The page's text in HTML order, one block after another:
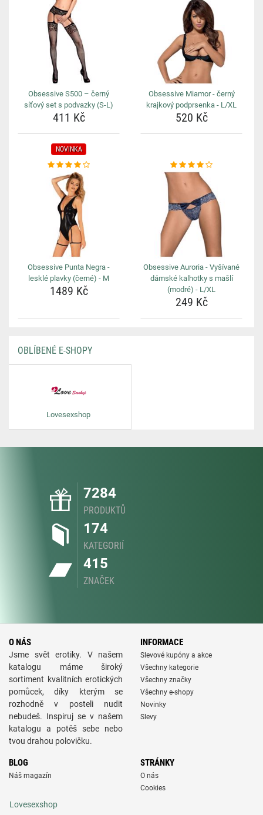
Obsessive S500 – černý
síťový set s podvazky (S-L)
411 Kč
Obsessive Miamor - černý
krajkový podprsenka - L/XL
520 Kč
NOVINKA
Obsessive Punta Negra -
lesklé plavky (černé) - M
1489 Kč
Obsessive Auroria - Vyšívané
dámské kalhotky s mašlí
(modré) - L/XL
249 Kč
OBLÍBENÉ E-SHOPY
Lovesexshop
7284
PRODUKTŮ
174
KATEGORIÍ
415
ZNAČEK
O NÁS
Jsme svět erotiky. V našem
katalogu máme široký
sortiment kvalitních erotických
pomůcek, díky kterým se
rozhodně v posteli nudit
nebudeš. Inspiruj se v našem
katalogu a potěš sebe nebo
tvou drahou polovičku.
INFORMACE
Slevové kupóny a akce
Všechny kategorie
Všechny značky
Všechny e-shopy
Novinky
Slevy
BLOG
Náš magazín
STRÁNKY
O nás
Cookies
Lovesexshop